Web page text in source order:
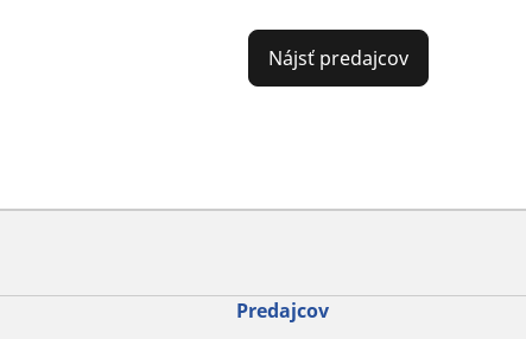
Nájsť predajcov
Predajcov